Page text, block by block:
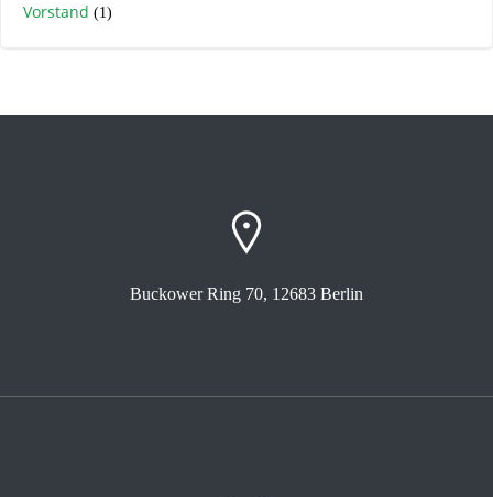
Vorstand (1)
Buckower Ring 70, 12683 Berlin